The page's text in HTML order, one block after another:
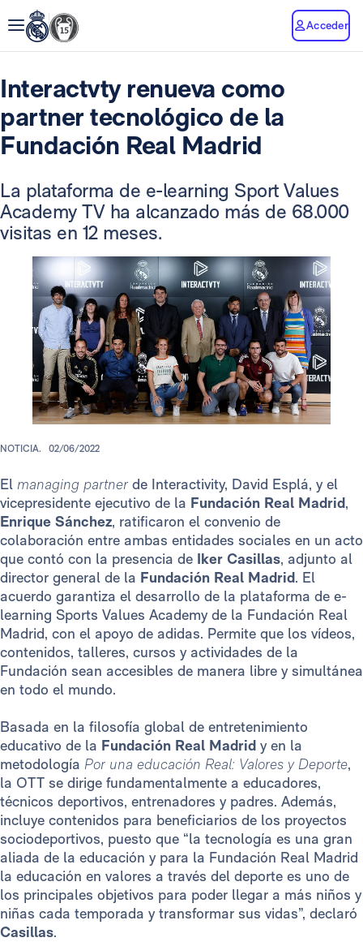
Acceder
Interactvty renueva como
partner tecnológico de la
Fundación Real Madrid
La plataforma de e-learning Sport Values
Academy TV ha alcanzado más de 68.000
visitas en 12 meses.
NOTICIA. 02/06/2022
El managing partner de Interactivity, David Esplá, y el
vicepresidente ejecutivo de la Fundación Real Madrid,
Enrique Sánchez, ratificaron el convenio de
colaboración entre ambas entidades sociales en un acto
que contó con la presencia de Iker Casillas, adjunto al
director general de la Fundación Real Madrid. El
acuerdo garantiza el desarrollo de la plataforma de e-
learning Sports Values Academy de la Fundación Real
Madrid, con el apoyo de adidas. Permite que los vídeos,
contenidos, talleres, cursos y actividades de la
Fundación sean accesibles de manera libre y simultánea
en todo el mundo.
Basada en la filosofía global de entretenimiento
educativo de la Fundación Real Madrid y en la
metodología Por una educación Real: Valores y Deporte,
la OTT se dirige fundamentalmente a educadores,
técnicos deportivos, entrenadores y padres. Además,
incluye contenidos para beneficiarios de los proyectos
sociodeportivos, puesto que “la tecnología es una gran
aliada de la educación y para la Fundación Real Madrid
la educación en valores a través del deporte es uno de
los principales objetivos para poder llegar a más niños y
niñas cada temporada y transformar sus vidas”, declaró
Casillas.